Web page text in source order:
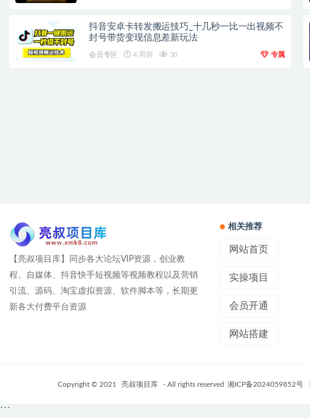
抖音安卓卡转发搬运技巧_十几秒一比一出视频不
封号带货变现信息差新玩法
会员专区 4 周前 30 专属
【亮叔项目库】同步各大论坛VIP资源，创业教
程、自媒体、抖音快手短视频等视频教程以及营销
引流、源码、淘宝虚拟资源、软件脚本等，长期更
新各大付费平台资源
相关推荐
网站首页
实操项目
会员开通
网站搭建
Copyright © 2021 亮叔项目库 - All rights reserved 湘ICP备2024059852号
```